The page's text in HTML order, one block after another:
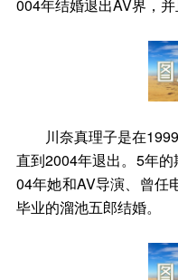
004年结婚退出AV界，并
川奈真理子是在
直到2004年退出。5年
04年她和AV导演、曾任
毕业的溜池五郎结婚。